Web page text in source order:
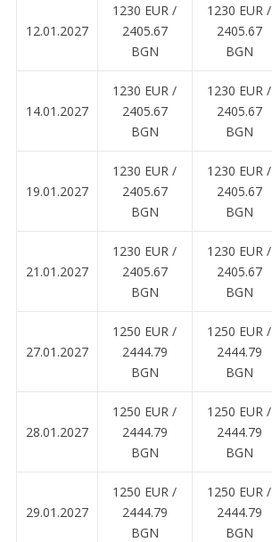
12.01.2027
1230 EUR ∕
2405.67
BGN
1230 EUR ∕
2405.67
BGN
14.01.2027
1230 EUR ∕
2405.67
BGN
1230 EUR ∕
2405.67
BGN
19.01.2027
1230 EUR ∕
2405.67
BGN
1230 EUR ∕
2405.67
BGN
21.01.2027
1230 EUR ∕
2405.67
BGN
1230 EUR ∕
2405.67
BGN
27.01.2027
1250 EUR ∕
2444.79
BGN
1250 EUR ∕
2444.79
BGN
28.01.2027
1250 EUR ∕
2444.79
BGN
1250 EUR ∕
2444.79
BGN
29.01.2027
1250 EUR ∕
2444.79
BGN
1250 EUR ∕
2444.79
BGN